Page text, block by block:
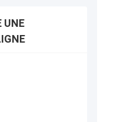
UNE